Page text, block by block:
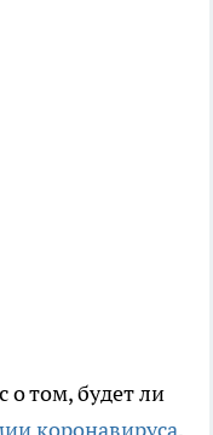
о том, будет ли